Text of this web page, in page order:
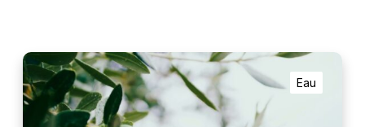
e
r
r
r
i
L
e
c
Eau